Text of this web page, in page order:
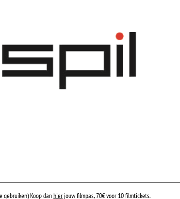
gebruiken) Koop danhier jouw filmpas, 70€ voor 10 filmtickets.